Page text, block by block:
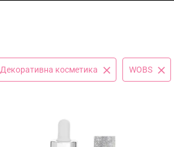
Декоративна косметика WOBS